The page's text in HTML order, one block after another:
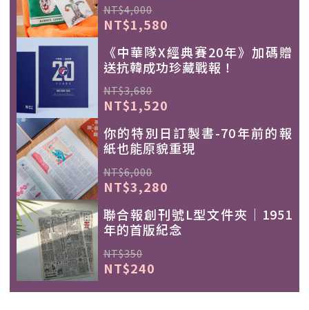
NT$4,000
NT$1,580
《中華隊X經典賽20年》加碼贈
送抗韓成功珍藏戰報！
NT$3,680
NT$1,520
你的特別日訂製書-70年前的報
紙也能原貌重現
NT$6,000
NT$3,280
聯合報創刊號L型文件夾｜1951
年的首版紀念
NT$350
NT$240